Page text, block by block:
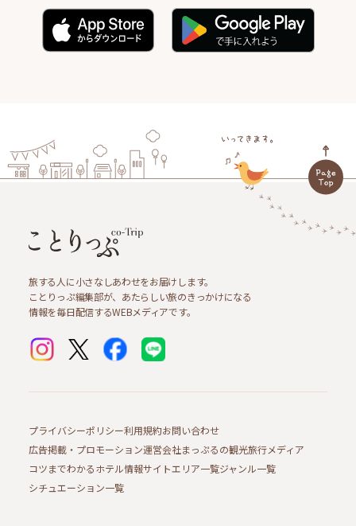
旅する人に小さなしあわせをお届けします。
ことりっぷ編集部が、あたらしい旅のきっかけになる
情報を毎日配信するWEBメディアです。
プライバシーポリシー利用規約お問い合わせ
広告掲載・プロモーション運営会社まっぷるの観光旅行メディア
コツまでわかるホテル情報サイトエリア一覧ジャンル一覧
シチュエーション一覧